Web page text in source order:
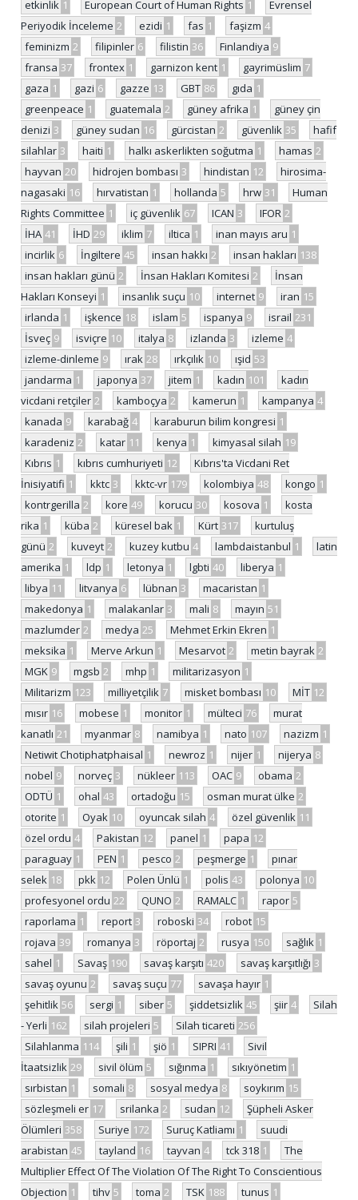
etkinlik 1 European Court of Human Rights 1
Evrensel
Periyodik İnceleme 2 ezidi 1 fas 1 faşizm 4
feminizm 2 filipinler 6 filistin 36 Finlandiya 9
fransa 37 frontex 1 garnizon kent 1 gayrimüslim 7
gaza 1 gazi 6 gazze 13 GBT 86 gıda 1
greenpeace 1 guatemala 2 güney afrika 1
güney çin
denizi 3 güney sudan 16 gürcistan 2 güvenlik 35
hafif
silahlar 3 haiti 1 halkı askerlikten soğutma 1 hamas 2
hayvan 20 hidrojen bombası 3 hindistan 12
hirosima-
nagasaki 16 hırvatistan 1 hollanda 5 hrw 31
Human
Rights Committee 1 iç güvenlik 67 ICAN 3 IFOR 2
İHA 41 İHD 29 iklim 7 iltica 1 inan mayıs aru 1
incirlik 6 İngiltere 45 insan hakkı 2 insan hakları 138
insan hakları günü 2 İnsan Hakları Komitesi 2
İnsan
Hakları Konseyi 1 insanlık suçu 10 internet 9 iran 15
irlanda 1 işkence 18 islam 5 ispanya 9 israil 231
İsveç 9 isviçre 10 italya 8 izlanda 3 izleme 4
izleme-dinleme 9 ırak 28 ırkçılık 10 ışid 53
jandarma 1 japonya 37 jitem 1 kadın 101
kadın
vicdani retçiler 2 kamboçya 2 kamerun 1 kampanya 4
kanada 9 karabağ 4 karaburun bilim kongresi 1
karadeniz 2 katar 11 kenya 1 kimyasal silah 19
Kıbrıs 1 kıbrıs cumhuriyeti 12
Kıbrıs'ta Vicdani Ret
İnisiyatifi 1 kktc 3 kktc-vr 179 kolombiya 48 kongo 1
kontrgerilla 2 kore 49 korucu 30 kosova 1
kosta
rika 1 küba 2 küresel bak 1 Kürt 317
kurtuluş
günü 2 kuveyt 2 kuzey kutbu 4 lambdaistanbul 1
latin
amerika 1 ldp 1 letonya 1 lgbti 40 liberya 1
libya 11 litvanya 6 lübnan 3 macaristan 1
makedonya 1 malakanlar 3 mali 8 mayın 51
mazlumder 2 medya 25 Mehmet Erkin Ekren 1
meksika 1 Merve Arkun 1 Mesarvot 2 metin bayrak 2
MGK 9 mgsb 2 mhp 1 militarizasyon 1
Militarizm 123 milliyetçilik 7 misket bombası 10 MİT 12
mısır 16 mobese 1 monitor 1 mülteci 76
murat
kanatlı 21 myanmar 8 namibya 1 nato 107 nazizm 1
Netiwit Chotiphatphaisal 1 newroz 1 nijer 1 nijerya 8
nobel 9 norveç 3 nükleer 113 OAC 9 obama 2
ODTÜ 1 ohal 43 ortadoğu 15 osman murat ülke 2
otorite 1 Oyak 10 oyuncak silah 4 özel güvenlik 11
özel ordu 4 Pakistan 12 panel 1 papa 12
paraguay 1 PEN 1 pesco 2 peşmerge 1
pınar
selek 18 pkk 12 Polen Ünlü 1 polis 43 polonya 10
profesyonel ordu 22 QUNO 2 RAMALC 1 rapor 5
raporlama 1 report 3 roboski 34 robot 15
rojava 39 romanya 3 röportaj 2 rusya 150 sağlık 1
sahel 1 Savaş 190 savaş karşıtı 420 savaş karşıtlığı 3
savaş oyunu 2 savaş suçu 77 savaşa hayır 1
şehitlik 56 sergi 1 siber 5 şiddetsizlik 45 şiir 4
Silah
- Yerli 162 silah projeleri 5 Silah ticareti 256
Silahlanma 114 şili 1 şiö 1 SIPRI 41
Sivil
İtaatsizlik 29 sivil ölüm 5 sığınma 1 sıkıyönetim 1
sırbistan 1 somali 8 sosyal medya 8 soykırım 15
sözleşmeli er 17 srilanka 2 sudan 12
Şüpheli Asker
Ölümleri 358 Suriye 172 Suruç Katliamı 1
suudi
arabistan 45 tayland 16 tayvan 4 tck 318 1
The
Multiplier Effect Of The Violation Of The Right To Conscientious
Objection 1 tihv 5 toma 2 TSK 188 tunus 1